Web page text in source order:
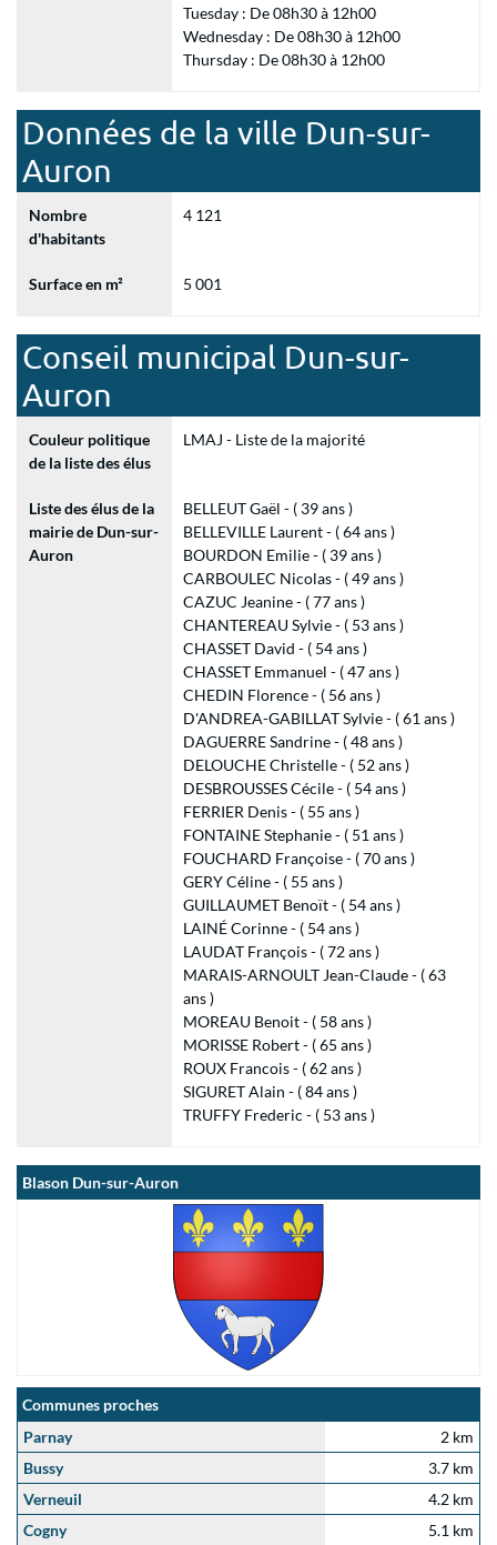
Tuesday : De 08h30 à 12h00
Wednesday : De 08h30 à 12h00
Thursday : De 08h30 à 12h00
Données de la ville Dun-sur-
Auron
Nombre
d'habitants
4 121
Surface en m² 5 001
Conseil municipal Dun-sur-
Auron
Couleur politique
de la liste des élus
LMAJ - Liste de la majorité
Liste des élus de la
mairie de Dun-sur-
Auron
BELLEUT Gaël - ( 39 ans )
BELLEVILLE Laurent - ( 64 ans )
BOURDON Emilie - ( 39 ans )
CARBOULEC Nicolas - ( 49 ans )
CAZUC Jeanine - ( 77 ans )
CHANTEREAU Sylvie - ( 53 ans )
CHASSET David - ( 54 ans )
CHASSET Emmanuel - ( 47 ans )
CHEDIN Florence - ( 56 ans )
D'ANDREA-GABILLAT Sylvie - ( 61 ans )
DAGUERRE Sandrine - ( 48 ans )
DELOUCHE Christelle - ( 52 ans )
DESBROUSSES Cécile - ( 54 ans )
FERRIER Denis - ( 55 ans )
FONTAINE Stephanie - ( 51 ans )
FOUCHARD Françoise - ( 70 ans )
GERY Céline - ( 55 ans )
GUILLAUMET Benoït - ( 54 ans )
LAINÉ Corinne - ( 54 ans )
LAUDAT François - ( 72 ans )
MARAIS-ARNOULT Jean-Claude - ( 63
ans )
MOREAU Benoit - ( 58 ans )
MORISSE Robert - ( 65 ans )
ROUX Francois - ( 62 ans )
SIGURET Alain - ( 84 ans )
TRUFFY Frederic - ( 53 ans )
Blason Dun-sur-Auron
Communes proches
Parnay
2 km
Bussy
3.7 km
Verneuil
4.2 km
Cogny
5.1 km